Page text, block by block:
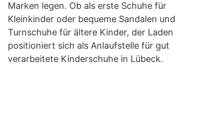
Marken legen. Ob als erste Schuhe für
Kleinkinder oder bequeme Sandalen und
Turnschuhe für ältere Kinder, der Laden
positioniert sich als Anlaufstelle für gut
verarbeitete Kinderschuhe in Lübeck.